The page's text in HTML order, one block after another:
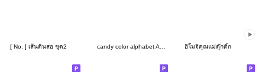
[ No. ] เส้นดินสอ ชุด2 อิโมจิคุณแม่ดุ๊กดิ๊ก